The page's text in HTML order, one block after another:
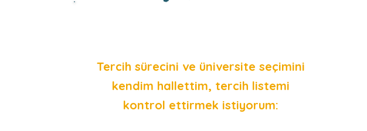
Tercih sürecini ve üniversite seçimini
kendim hallettim, tercih listemi
kontrol ettirmek istiyorum: